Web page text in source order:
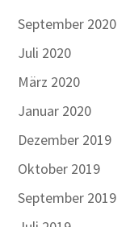
September 2020
Juli 2020
März 2020
Januar 2020
Dezember 2019
Oktober 2019
September 2019